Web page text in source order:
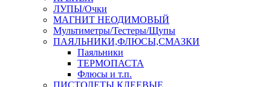
ЛУПЫ/Очки
МАГНИТ НЕОДИМОВЫЙ
Мультиметры/Тестеры/Щупы
ПАЯЛЬНИКИ,ФЛЮСЫ,СМАЗКИ
Паяльники
ТЕРМОПАСТА
Флюсы и т.п.
ПИСТОЛЕТЫ КЛЕЕВЫЕ